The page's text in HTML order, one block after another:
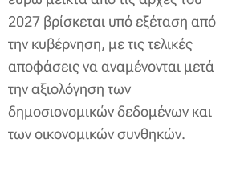
2027 βρίσκεται υπό εξέταση από
την κυβέρνηση, με τις τελικές
αποφάσεις να αναμένονται μετά
την αξιολόγηση των
δημοσιονομικών δεδομένων και
των οικονομικών συνθηκών.